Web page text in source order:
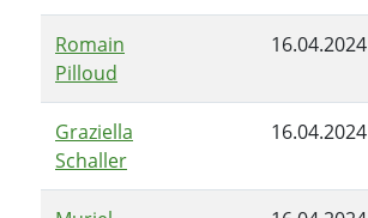
Romain
Pilloud
16.04.2024
Graziella
Schaller
16.04.2024